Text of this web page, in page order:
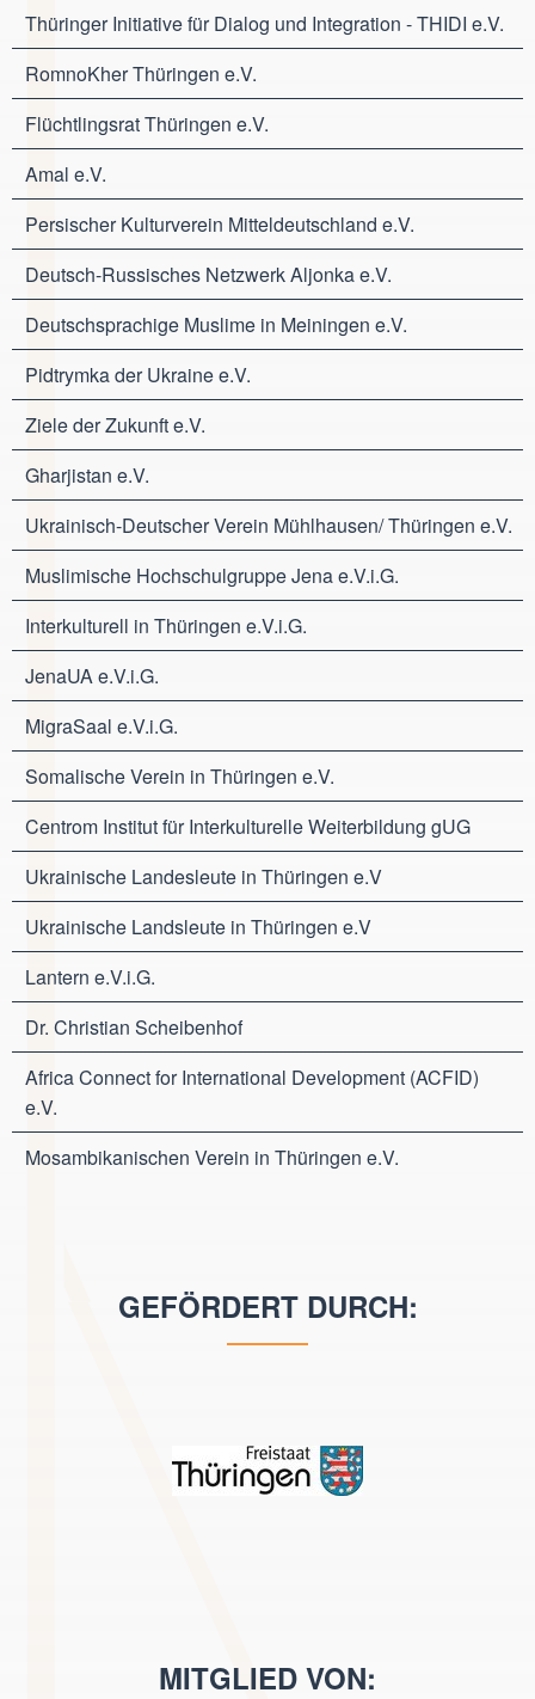
Thüringer Initiative für Dialog und Integration - THIDI e.V.
RomnoKher Thüringen e.V.
Flüchtlingsrat Thüringen e.V.
Amal e.V.
Persischer Kulturverein Mitteldeutschland e.V.
Deutsch-Russisches Netzwerk Aljonka e.V.
Deutschsprachige Muslime in Meiningen e.V.
Pidtrymka der Ukraine e.V.
Ziele der Zukunft e.V.
Gharjistan e.V.
Ukrainisch-Deutscher Verein Mühlhausen/ Thüringen e.V.
Muslimische Hochschulgruppe Jena e.V.i.G.
Interkulturell in Thüringen e.V.i.G.
JenaUA e.V.i.G.
MigraSaal e.V.i.G.
Somalische Verein in Thüringen e.V.
Centrom Institut für Interkulturelle Weiterbildung gUG
Ukrainische Landesleute in Thüringen e.V
Ukrainische Landsleute in Thüringen e.V
Lantern e.V.i.G.
Dr. Christian Scheibenhof
Africa Connect for International Development (ACFID)
e.V.
Mosambikanischen Verein in Thüringen e.V.
GEFÖRDERT DURCH:
MITGLIED VON: